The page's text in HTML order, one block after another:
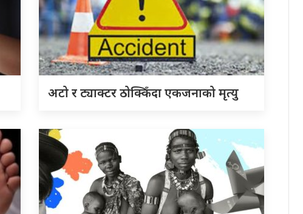
अटो र ट्याक्टर ठोक्किँदा एकजनाको मृत्यु